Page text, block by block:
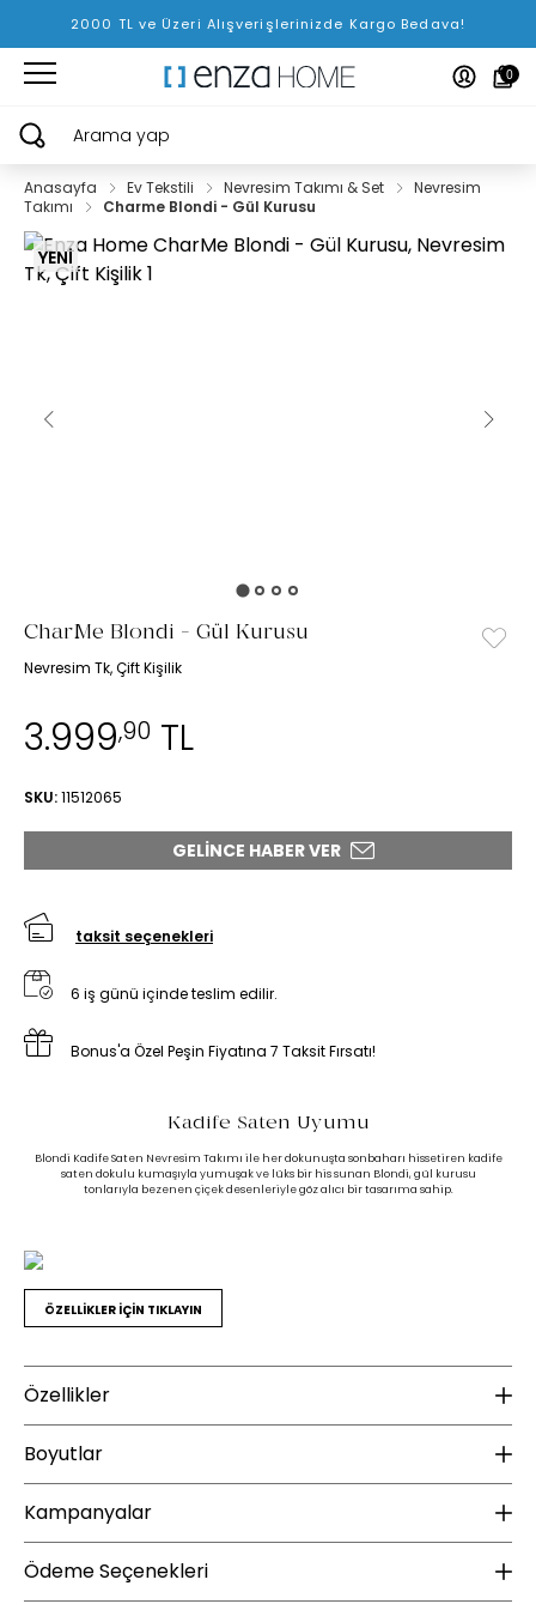
2000 TL ve Üzeri Alışverişlerinizde Kargo Bedava!
0
Arama yap
Anasayfa Ev Tekstili Nevresim Takımı & Set
Nevresim
Takımı
Charme Blondi - Gül Kurusu
YENİ
CharMe Blondi - Gül Kurusu
Nevresim Tk, Çift Kişilik
3.999,90 TL
SKU:11512065
GELINCE HABER VER
taksit seçenekleri
6 iş günü içinde teslim edilir.
Bonus'a Özel Peşin Fiyatına 7 Taksit Fırsatı!
Kadife Saten Uyumu
Blondi Kadife Saten Nevresim Takımı ile her dokunuşta sonbaharı hissetiren kadife
saten dokulu kumaşıyla yumuşak ve lüks bir his sunan Blondi, gül kurusu
tonlarıyla bezenen çiçek desenleriyle göz alıcı bir tasarıma sahip.
ÖZELLİKLER İÇİN TIKLAYIN
Özellikler
Yıkama Talimatı :
30 derecede yıkanması tavsiye edilir.
Sererek kurutunuz.
Boyutlar
Yükseklik (mm) :
Kampanyalar
ÜCRETSİZ KARGO
Ödeme Seçenekleri